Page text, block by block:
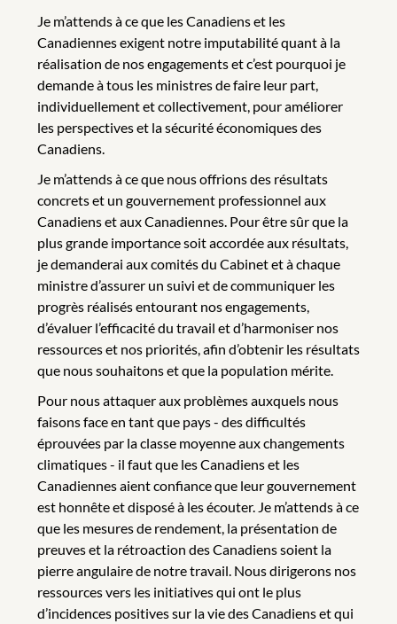
Je m’attends à ce que les Canadiens et les
Canadiennes exigent notre imputabilité quant à la
réalisation de nos engagements et c’est pourquoi je
demande à tous les ministres de faire leur part,
individuellement et collectivement, pour améliorer
les perspectives et la sécurité économiques des
Canadiens.
Je m’attends à ce que nous offrions des résultats
concrets et un gouvernement professionnel aux
Canadiens et aux Canadiennes. Pour être sûr que la
plus grande importance soit accordée aux résultats,
je demanderai aux comités du Cabinet et à chaque
ministre d’assurer un suivi et de communiquer les
progrès réalisés entourant nos engagements,
d’évaluer l’efficacité du travail et d’harmoniser nos
ressources et nos priorités, afin d’obtenir les résultats
que nous souhaitons et que la population mérite.
Pour nous attaquer aux problèmes auxquels nous
faisons face en tant que pays - des difficultés
éprouvées par la classe moyenne aux changements
climatiques - il faut que les Canadiens et les
Canadiennes aient confiance que leur gouvernement
est honnête et disposé à les écouter. Je m’attends à ce
que les mesures de rendement, la présentation de
preuves et la rétroaction des Canadiens soient la
pierre angulaire de notre travail. Nous dirigerons nos
ressources vers les initiatives qui ont le plus
d’incidences positives sur la vie des Canadiens et qui